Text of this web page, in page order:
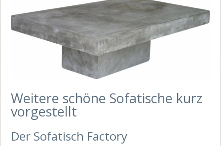
Weitere schöne Sofatische kurz
vorgestellt
Der Sofatisch Factory